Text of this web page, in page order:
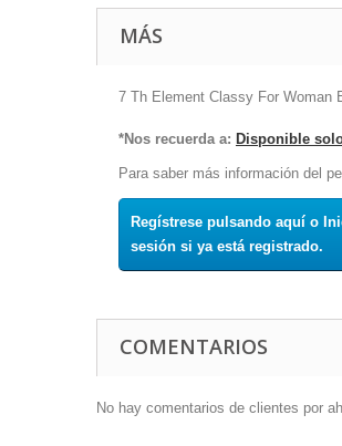
MÁS
7 Th Element Classy For Woman
*Nos recuerda a: Disponible
Para saber más información del
Regístrese pulsando aquí o
sesión si ya está registrado.
COMENTARIOS
No hay comentarios de clientes por